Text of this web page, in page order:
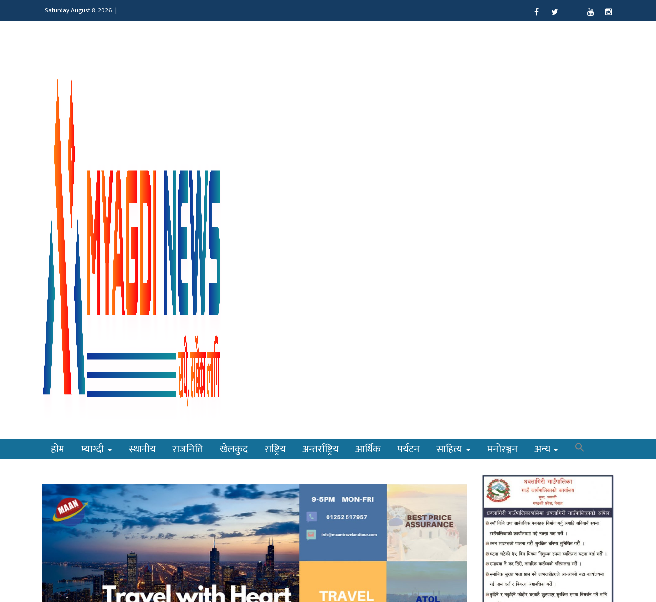
Saturday August 8, 2026 |
होम म्याग्दी स्थानीय राजनिति खेलकुद राष्ट्रिय अन्तर्राष्ट्रिय आर्थिक पर्यटन साहित्य मनोरञ्जन अन्य